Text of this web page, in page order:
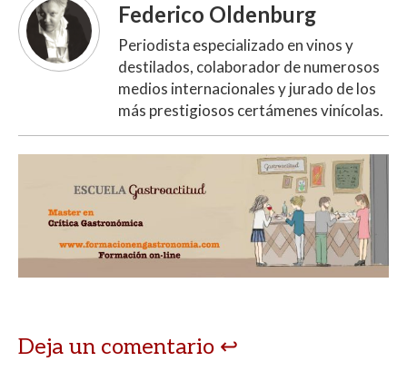
Federico Oldenburg
Periodista especializado en vinos y
destilados, colaborador de numerosos
medios internacionales y jurado de los
más prestigiosos certámenes vinícolas.
Deja un comentario